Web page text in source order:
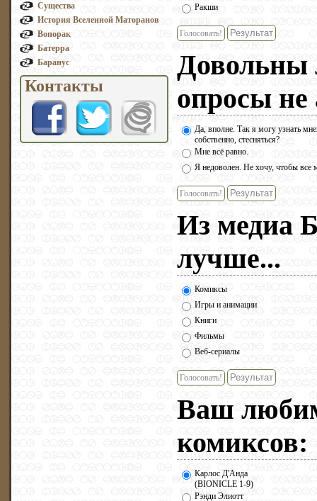
Существа
История Вселенной Маторанов
Вопорак
Батерра
Баранус
Контакты
Ракши
Голосовать!
Довольны
опросы
Да, вполне. Так я могу узнать
собственно, стесняться?
Мне всё равно.
Я недоволен. Не хочу, чтобы все
Голосовать!
Из
лучше...
Комиксы
Игры и анимации
Книги
Фильмы
Веб-сериалы
Голосовать!
Ваш
комиксов:
Карлос Д'Анда
(BIONICLE 1-9)
Рэнди Элиотт